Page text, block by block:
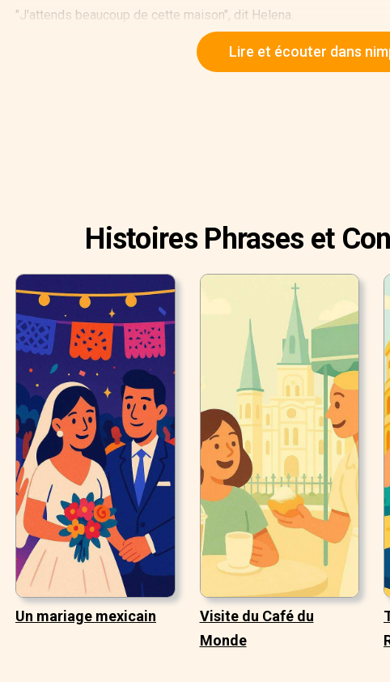
"J'attends beaucoup de cette maison", dit Helena.
"Moi aussi", répondit Fernando. "L'aménagement extérieur est
"Et l'emplacement est génial", ajouta Helena.
Lire et écouter dans
Histoires Phrases et
Un mariage mexicain
Visite du Café du
Monde